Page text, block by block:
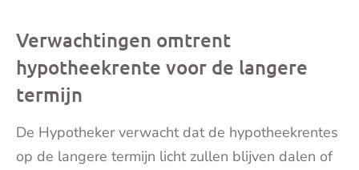
Verwachtingen omtrent
hypotheekrente voor de langere
termijn
De Hypotheker verwacht dat de hypotheekrentes
op de langere termijn licht zullen blijven dalen of